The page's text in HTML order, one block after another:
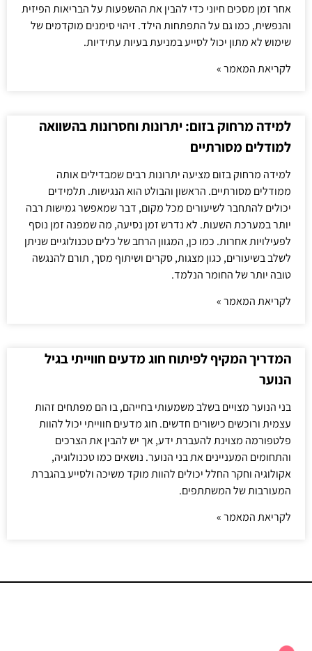
אחר זמן מסכים חיוני כדי להבין את ההשפעות על הבריאות הפיזית
והנפשית, כמו גם על התפתחות הילד. זיהוי סימנים מוקדמים של
שימוש לא מתון יכול לסייע במניעת בעיות עתידיות.
לקריאת המאמר »
למידה מרחוק בזום: יתרונות וחסרונות בהשוואה
למודלים מסורתיים
למידה מרחוק בזום מציעה יתרונות רבים שמבדילים אותה
ממודלים מסורתיים. הראשון והבולט הוא הנגישות. תלמידים
יכולים להתחבר לשיעורים מכל מקום, דבר שמאפשר גמישות רבה
יותר במערכת השעות. לא נדרש זמן נסיעה, מה שמפנה זמן נוסף
לפעילויות אחרות. כמו כן, המגוון הרחב של כלים טכנולוגיים שניתן
לשלב בשיעורים, כגון מצגות, סקרים ושיתוף מסך, תורם להנגשה
טובה יותר של החומר הנלמד.
לקריאת המאמר »
המדריך המקיף לפיתוח חוג מדעים חווייתי בגיל
הנוער
בני הנוער מצויים בשלב משמעותי בחייהם, בו הם מפתחים זהות
עצמית ורוכשים כישורים חדשים. חוג מדעים חווייתי יכול להוות
פלטפורמה מצוינת להעברת ידע, אך יש להבין את הצרכים
והתחומים המעניינים את בני הנוער. נושאים כמו טכנולוגיה,
אקולוגיה וחקר החלל יכולים להוות מוקד משיכה ולסייע בהגברת
המעורבות של המשתתפים.
לקריאת המאמר »